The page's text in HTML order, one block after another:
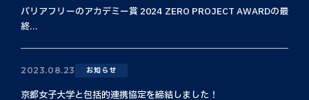
バリアフリーのアカデミー賞 2024 ZERO PROJECT AWARDの最
終...
2023.08.23 お知らせ
京都女子大学と包括的連携協定を締結しました！